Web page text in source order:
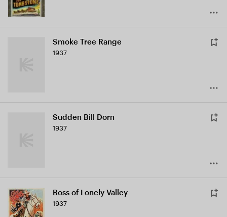
Smoke Tree Range
1937
Sudden Bill Dorn
1937
Boss of Lonely Valley
1937